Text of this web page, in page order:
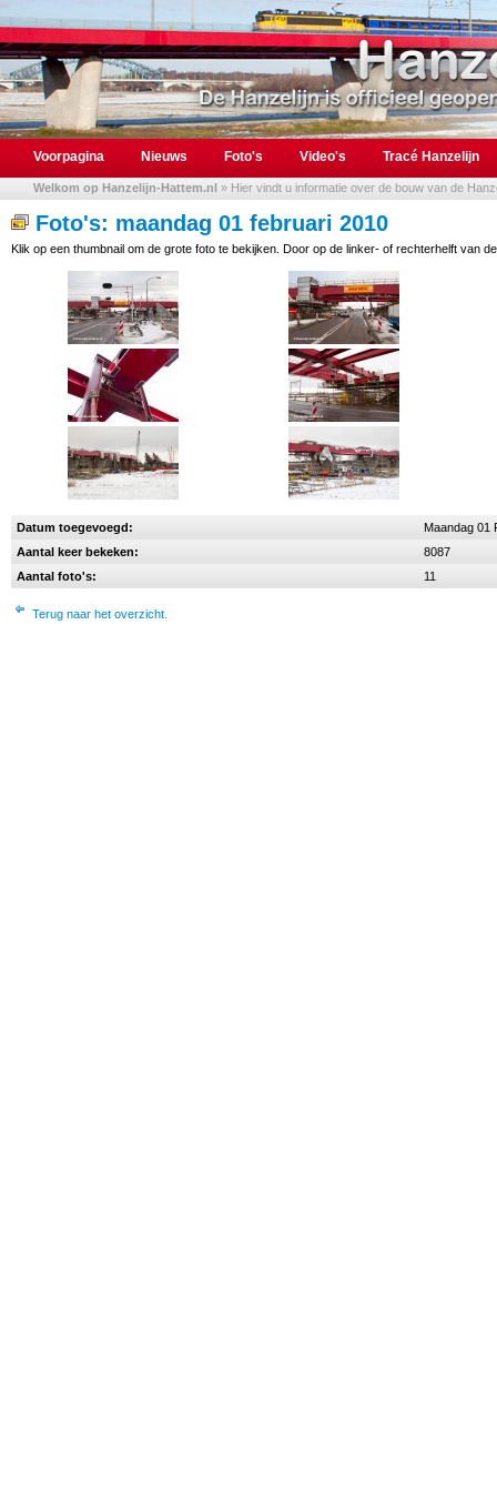
Voorpagina Nieuws Foto's Video's Tracé Hanzelijn
Welkom op Hanzelijn-Hattem.nl » Hier vindt u informatie over de bouw van de
Foto's: maandag 01 februari 2010
Klik op een thumbnail om de grote foto te bekijken. Door op de linker- of rechterhelft van
Datum toegevoegd:
Maandag 01
Aantal keer bekeken:
8087
Aantal foto's:
11
Terug naar het overzicht.